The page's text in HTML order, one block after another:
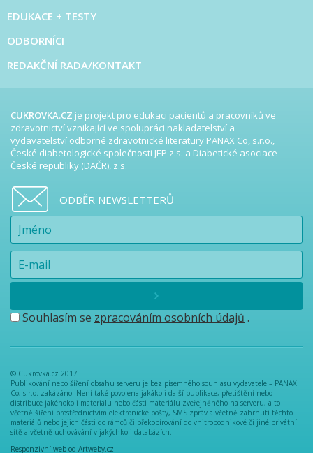
EDUKACE + TESTY
ODBORNÍCI
REDAKČNÍ RADA/KONTAKT
CUKROVKA.CZ je projekt pro edukaci pacientů a pracovníků ve
zdravotnictví vznikající ve spolupráci nakladatelství a
vydavatelství odborné zdravotnické literatury PANAX Co, s.r.o.,
České diabetologické společnosti JEP z.s. a Diabetické asociace
České republiky (DAČR), z.s.
ODBĚR NEWSLETTERŮ
Souhlasím se zpracováním osobních údajů .
© Cukrovka.cz 2017
Publikování nebo šíření obsahu serveru je bez písemného souhlasu vydavatele – PANAX
Co, s.r.o. zakázáno. Není také povolena jakákoli další publikace, přetištění nebo
distribuce jakéhokoli materiálu nebo části materiálu zveřejněného na serveru, a to
včetně šíření prostřednictvím elektronické pošty, SMS zpráv a včetně zahrnutí těchto
materiálů nebo jejich části do rámců či překopírování do vnitropodnikové či jiné privátní
sítě a včetně uchovávání v jakýchkoli databázích.
Responzivní web od Artweby.cz